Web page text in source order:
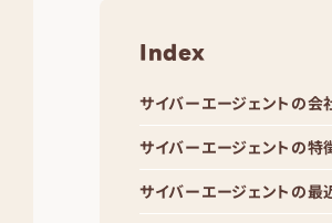
Index
サイバーエージェントの会
サイバーエージェントの特
サイバーエージェントの最